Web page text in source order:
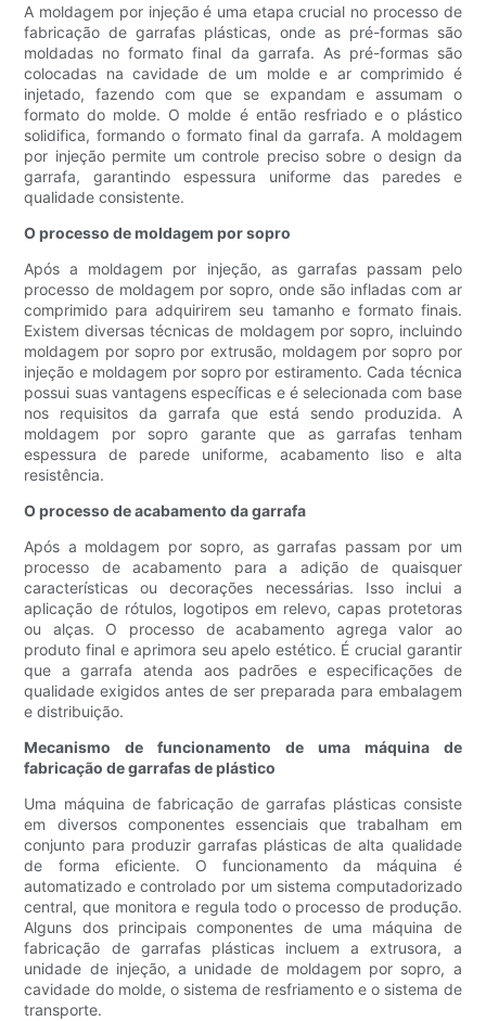
A moldagem por injeção é uma etapa crucial no processo de
fabricação de garrafas plásticas, onde as pré-formas são
moldadas no formato final da garrafa. As pré-formas são
colocadas na cavidade de um molde e ar comprimido é
injetado, fazendo com que se expandam e assumam o
formato do molde. O molde é então resfriado e o plástico
solidifica, formando o formato final da garrafa. A moldagem
por injeção permite um controle preciso sobre o design da
garrafa, garantindo espessura uniforme das paredes e
qualidade consistente.
O processo de moldagem por sopro
Após a moldagem por injeção, as garrafas passam pelo
processo de moldagem por sopro, onde são infladas com ar
comprimido para adquirirem seu tamanho e formato finais.
Existem diversas técnicas de moldagem por sopro, incluindo
moldagem por sopro por extrusão, moldagem por sopro por
injeção e moldagem por sopro por estiramento. Cada técnica
possui suas vantagens específicas e é selecionada com base
nos requisitos da garrafa que está sendo produzida. A
moldagem por sopro garante que as garrafas tenham
espessura de parede uniforme, acabamento liso e alta
resistência.
O processo de acabamento da garrafa
Após a moldagem por sopro, as garrafas passam por um
processo de acabamento para a adição de quaisquer
características ou decorações necessárias. Isso inclui a
aplicação de rótulos, logotipos em relevo, capas protetoras
ou alças. O processo de acabamento agrega valor ao
produto final e aprimora seu apelo estético. É crucial garantir
que a garrafa atenda aos padrões e especificações de
qualidade exigidos antes de ser preparada para embalagem
e distribuição.
Mecanismo de funcionamento de uma máquina de
fabricação de garrafas de plástico
Uma máquina de fabricação de garrafas plásticas consiste
em diversos componentes essenciais que trabalham em
conjunto para produzir garrafas plásticas de alta qualidade
de forma eficiente. O funcionamento da máquina é
automatizado e controlado por um sistema computadorizado
central, que monitora e regula todo o processo de produção.
Alguns dos principais componentes de uma máquina de
fabricação de garrafas plásticas incluem a extrusora, a
unidade de injeção, a unidade de moldagem por sopro, a
cavidade do molde, o sistema de resfriamento e o sistema de
transporte.